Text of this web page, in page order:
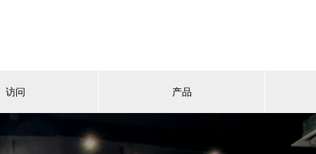
访问 产品